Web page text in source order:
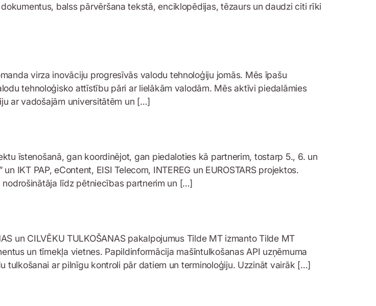
balss pārvēršana tekstā, enciklopēdijas, tēzaurs un daudzi citi rīki
virza inovāciju progresīvās valodu tehnoloģiju jomās. Mēs īpašu
tehnoloģisko attīstību pāri ar lielākām valodām. Mēs aktīvi piedalāmies
ar vadošajām universitātēm un […]
īstenošanā, gan koordinējot, gan piedaloties kā partnerim, tostarp 5., 6. un
IKT PAP, eContent, EISI Telecom, INTEREG un EUROSTARS projektos.
līdz pētniecības partnerim un […]
un CILVĒKU TULKOŠANAS pakalpojumus Tilde MT izmanto Tilde MT
un tīmekļa vietnes. Papildinformācija mašīntulkošanas API uzņēmuma
tulkošanai ar pilnīgu kontroli pār datiem un terminoloģiju. Uzzināt vairāk […]